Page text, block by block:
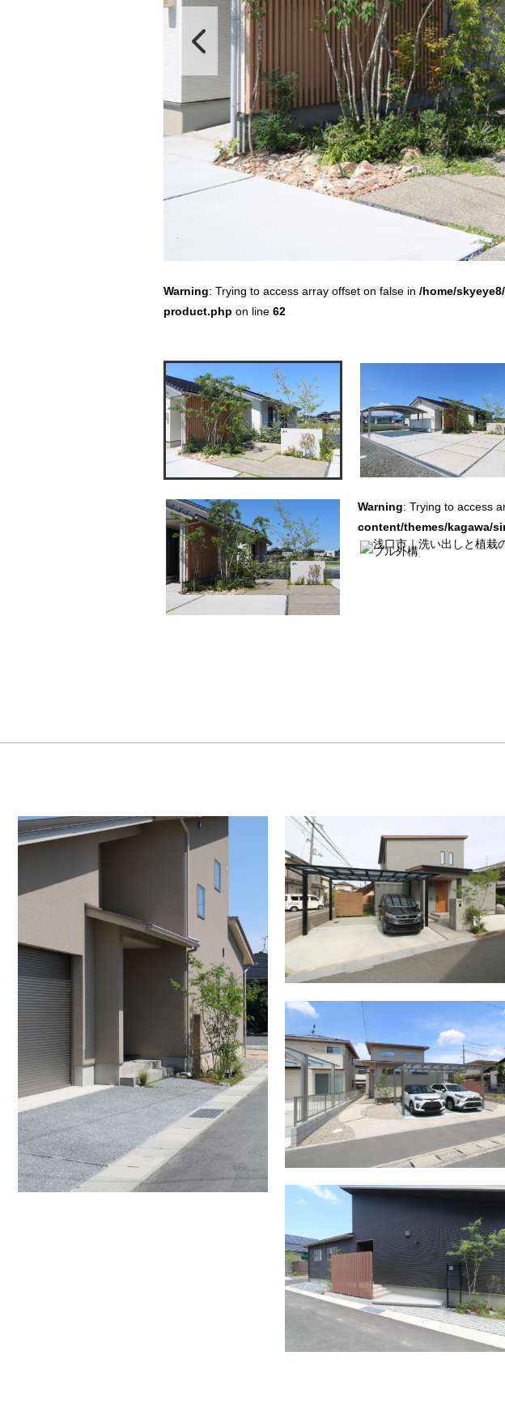
Warning: Trying to access array offset on false in /home/
product.php on line 62
Warning: Trying to access
content/themes/kagawa/